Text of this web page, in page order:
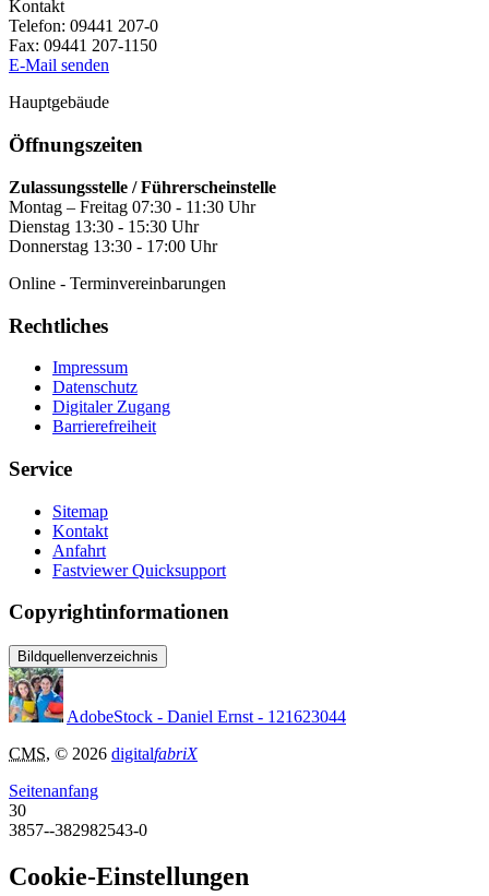
Kontakt
Telefon: 09441 207-0
Fax: 09441 207-1150
E-Mail senden
Hauptgebäude
Öffnungszeiten
Zulassungsstelle / Führerscheinstelle
Montag – Freitag 07:30 - 11:30 Uhr
Dienstag 13:30 - 15:30 Uhr
Donnerstag 13:30 - 17:00 Uhr
Online - Terminvereinbarungen
Rechtliches
Impressum
Datenschutz
Digitaler Zugang
Barrierefreiheit
Service
Sitemap
Kontakt
Anfahrt
Fastviewer Quicksupport
Copyrightinformationen
Bildquellenverzeichnis
AdobeStock - Daniel Ernst - 121623044
CMS, © 2026 digitalfabriX
Seitenanfang
30
3857--382982543-0
Cookie-Einstellungen